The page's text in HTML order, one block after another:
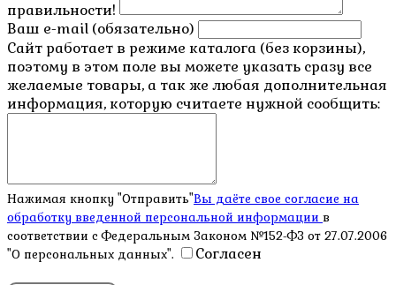
правильности!
Ваш e-mail (обязательно)
Сайт работает в режиме каталога (без корзины),
поэтому в этом поле вы можете указать сразу все
желаемые товары, а так же любая дополнительная
информация, которую считаете нужной сообщить:
Нажимая кнопку "Отправить"Вы даёте свое согласие на
обработку введенной персональной информации в
соответствии с Федеральным Законом №152-ФЗ от 27.07.2006
"О персональных данных".
Согласен